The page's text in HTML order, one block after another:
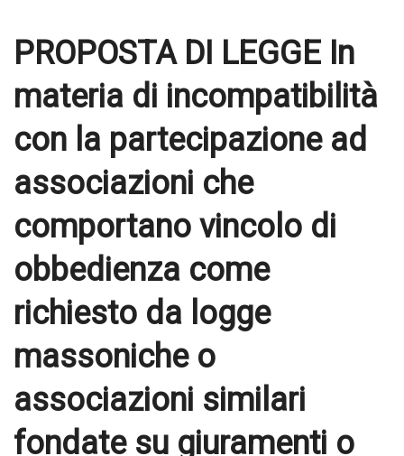
PROPOSTA DI LEGGE In
materia di incompatibilità
con la partecipazione ad
associazioni che
comportano vincolo di
obbedienza come
richiesto da logge
massoniche o
associazioni similari
fondate su giuramenti o